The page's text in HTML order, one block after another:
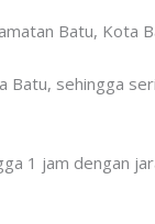
Batu, Kota
sehingga
1 jam dengan